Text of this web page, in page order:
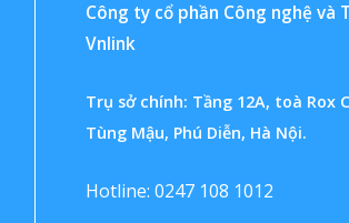
Công ty cổ phần Công nghệ và
Vnlink
Trụ sở chính: Tầng 12A, toà Rox
Tùng Mậu, Phú Diễn, Hà Nội.
Hotline: 0247 108 1012